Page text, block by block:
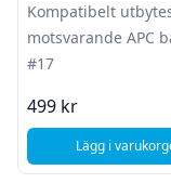
Kompatibelt
motsvarande APC
#17
499 kr
Lägg i ,